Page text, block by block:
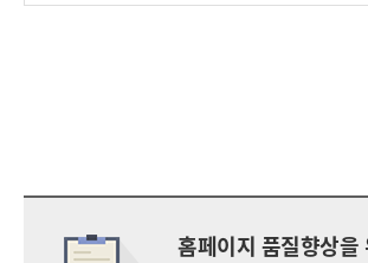
홈페이지 품질향상